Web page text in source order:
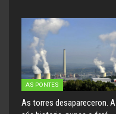
AS PONTES
As torres desapareceron. A